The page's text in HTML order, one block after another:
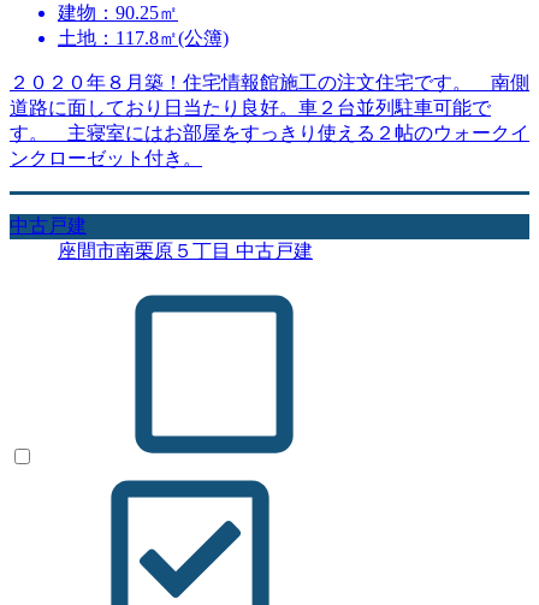
建物：90.25㎡
土地：117.8㎡(公簿)
２０２０年８月築！住宅情報館施工の注文住宅です。 南側
道路に面しており日当たり良好。車２台並列駐車可能で
す。 主寝室にはお部屋をすっきり使える２帖のウォークイ
ンクローゼット付き。
中古戸建
座間市南栗原５丁目 中古戸建